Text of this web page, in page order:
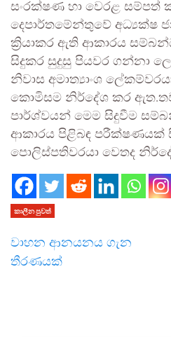
සංරක්ෂණ හා වෙරළ සම්පත්
දෙපාර්තමේන්තුවේ අධ්‍යක්ෂ
ක්‍රියාකර ඇති ආකාරය
සිදුකර සුදුසු පියවර ගන්නා
නිවාස අමාත්‍යාංශ
කොමිසම නිර්දේශ කර
පාර්ශ්වයන් මෙම සිදුවීම
ආකාරය පිළිබඳ පරීක්ෂණයක්
පොලිස්පතිවරයා වෙතද
කාලීන පුවත්
වාහන ආනයනය ගැන
තීරණයක්